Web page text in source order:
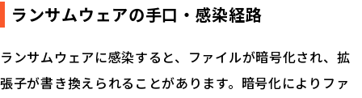
ランサムウェアの手口・感染経路
ランサムウェアに感染すると、ファイルが暗号化され、拡
張子が書き換えられることがあります。暗号化によりファ